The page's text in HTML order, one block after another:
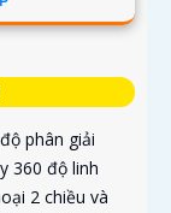
phân giải
360 độ linh
2 chiều và